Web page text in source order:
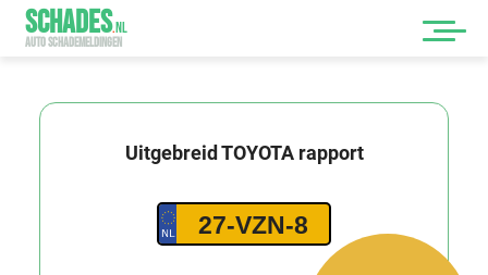
SCHADES.NL
AUTO SCHADEMELDINGEN
Uitgebreid TOYOTArapport
27-VZN-8